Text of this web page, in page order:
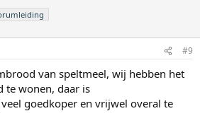
#9
van speltmeel, wij hebben het
te wonen, daar is
goedkoper en vrijwel overal te